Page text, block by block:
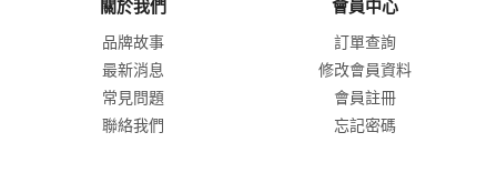
關於我們
品牌故事
最新消息
常見問題
聯絡我們
會員中心
訂單查詢
修改會員資料
會員註冊
忘記密碼